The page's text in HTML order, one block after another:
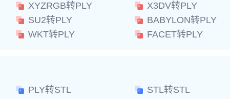
XYZRGB转PLY X3DV转PLY
SU2转PLY BABYLON转PLY
WKT转PLY FACET转PLY
PLY转STL STL转STL